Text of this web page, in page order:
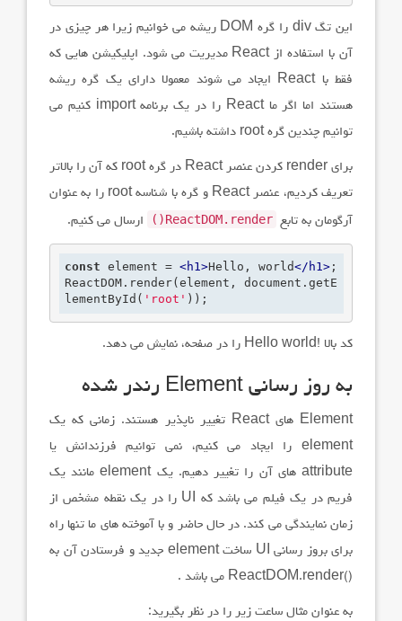
این تگdiv را گره DOM ریشه می خوانیم زیرا هر چیزی در
آن با استفاده ازReact مدیریت می شود. اپلیکیشن هایی که
فقط باReact ایجاد می شوند معمولا دارای یک گره ریشه
هستند اما اگر ماReact را در یک برنامهimport کنیم می
توانیم چندین گرهroot داشته باشیم.
برای render کردن عنصر React در گره root که آن را بالاتر
تعریف کردیم، عنصر React و گره با شناسه root را به عنوان
آرگومان به تابع ReactDOM.render() ارسال می کنیم.
const element = <h1>Hello, world</ h1> ;
ReactDOM.render(element, document.getE
lementById( 'root' ));
کد بالا Hello world! را در صفحه، نمایش می دهد.
به روز رسانی Element رندر شده
Element هایReact تغییر ناپذیر هستند. زمانی که یک
element را ایجاد می کنیم، نمی توانیم فرزندانش یا
attributeهای آن را تغییر دهیم. یکelementمانند یک
فریم در یک فیلم می باشد که UI را در یک نقطه مشخص از
زمان نمایندگی می کند. در حال حاضر و با آموخته های ما تنها راه
برای بروز رسانی UI ساختelement جدید و فرستادن آن به
ReactDOM.render() می باشد .
به عنوان مثال ساعت زیر را در نظر بگیرید: